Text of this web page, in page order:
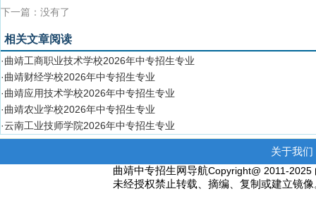
下一篇：没有了
相关文章阅读
·曲靖工商职业技术学校2026年中专招生专业
·曲靖财经学校2026年中专招生专业
·曲靖应用技术学校2026年中专招生专业
·曲靖农业学校2026年中专招生专业
·云南工业技师学院2026年中专招生专业
关于我们
曲靖中专招生网导航Copyright@ 2011-2025
未经授权禁止转载、摘编、复制或建立镜